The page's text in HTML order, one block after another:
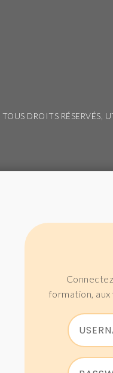
DROITS RÉSERVÉS,
formation,